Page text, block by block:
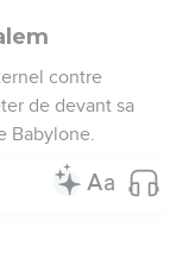
contre
de devant sa
Babylone.